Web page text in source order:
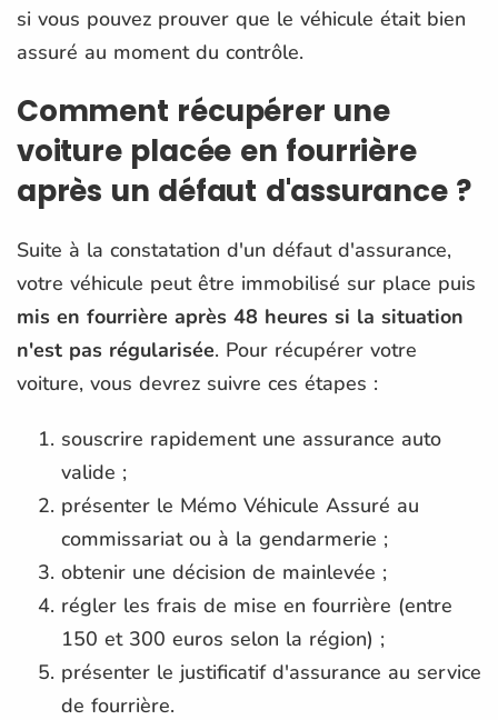
si vous pouvez prouver que le véhicule était bien
assuré au moment du contrôle.
Comment récupérer une
voiture placée en fourrière
après un défaut d'assurance ?
Suite à la constatation d'un défaut d'assurance,
votre véhicule peut être immobilisé sur place puis
mis en fourrière après 48 heures si la situation
n'est pas régularisée. Pour récupérer votre
voiture, vous devrez suivre ces étapes :
souscrire rapidement une assurance auto
valide ;
présenter le Mémo Véhicule Assuré au
commissariat ou à la gendarmerie ;
obtenir une décision de mainlevée ;
régler les frais de mise en fourrière (entre
150 et 300 euros selon la région) ;
présenter le justificatif d'assurance au service
de fourrière.